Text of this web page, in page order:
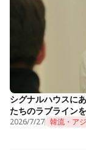
シグナルハウスに
たちのラブライン
2026/7/27 韓流・ア